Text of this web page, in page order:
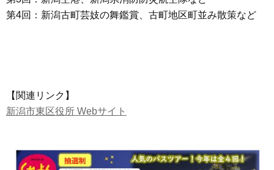
第4回：新潟古町芸妓の舞鑑賞、古町地区町並み散策など
【関連リンク】
新潟市東区役所 Webサイト